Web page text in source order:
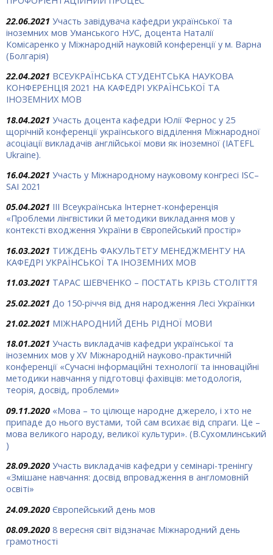
22.06.2021 Участь завідувача кафедри української та
іноземних мов Уманського НУС, доцента Наталії
Комісаренко у Міжнародній науковій конференції у м. Варна
(Болгарія)
22.04.2021 ВСЕУКРАЇНСЬКА СТУДЕНТСЬКА НАУКОВА
КОНФЕРЕНЦІЯ 2021 НА КАФЕДРІ УКРАЇНСЬКОЇ ТА
ІНОЗЕМНИХ МОВ
18.04.2021 Участь доцента кафедри Юлії Фернос у 25
щорічній конференції українського відділення Міжнародної
асоціації викладачів англійської мови як іноземної (IATEFL
Ukraine).
16.04.2021 Участь у Міжнародному науковому конгресі ISC–
SAI 2021
05.04.2021 IІІ Всеукраїнська Інтернет-конференція
«Проблеми лінгвістики й методики викладання мов у
контексті входження України в Європейський простір»
16.03.2021 ТИЖДЕНЬ ФАКУЛЬТЕТУ МЕНЕДЖМЕНТУ НА
КАФЕДРІ УКРАЇНСЬКОЇ ТА ІНОЗЕМНИХ МОВ
11.03.2021 ТАРАС ШЕВЧЕНКО – ПОСТАТЬ КРІЗЬ СТОЛІТТЯ
25.02.2021 До 150-річчя від дня народження Лесі Українки
21.02.2021 МІЖНАРОДНИЙ ДЕНЬ РІДНОЇ МОВИ
18.01.2021 Участь викладачів кафедри української та
іноземних мов у XV Міжнародній науково-практичній
конференції «Сучасні інформаційні технології та інноваційні
методики навчання у підготовці фахівців: методологія,
теорія, досвід, проблеми»
09.11.2020 «Мова – то цілюще народ­не джерело, і хто не
припаде до нього вустами, той сам всихає від спраги. Це –
мова великого народу, великої культури». (В.Сухомлинський
)
28.09.2020 Участь викладачів кафедри у семінарі-тренінгу
«Змішане навчання: досвід впровадження в англомовній
освіті»
24.09.2020 Європейський день мов
08.09.2020 8 вересня світ відзначає Міжнародний день
грамотності